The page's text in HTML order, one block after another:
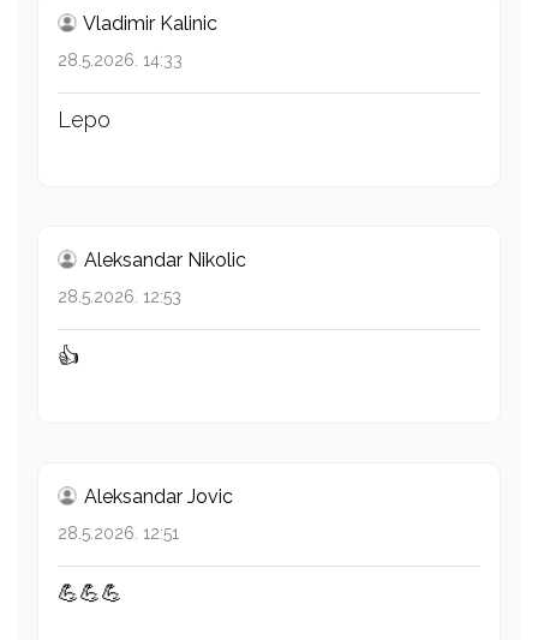
Vladimir Kalinic
28.5.2026. 14:33
Lepo
Aleksandar Nikolic
28.5.2026. 12:53
👍
Aleksandar Jovic
28.5.2026. 12:51
💪💪💪